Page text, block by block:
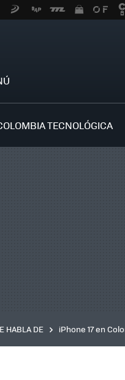
TECNOLÓGICA
HABLA DE iPhone 17 en
inteligente
IA